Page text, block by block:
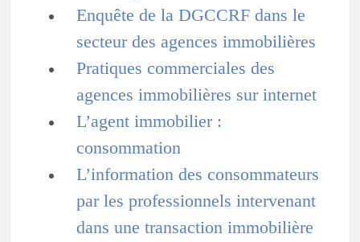
Enquête de la DGCCRF dans le
secteur des agences immobilières
Pratiques commerciales des
agences immobilières sur internet
L’agent immobilier :
consommation
L’information des consommateurs
par les professionnels intervenant
dans une transaction immobilière